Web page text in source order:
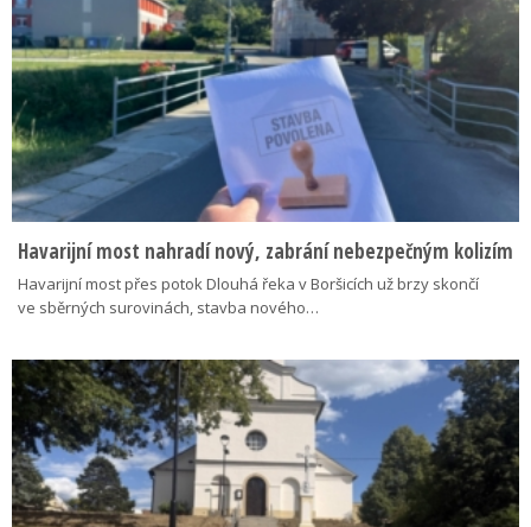
Havarijní most nahradí nový, zabrání nebezpečným kolizím
Havarijní most přes potok Dlouhá řeka v Boršicích už brzy skončí
ve sběrných surovinách, stavba nového…